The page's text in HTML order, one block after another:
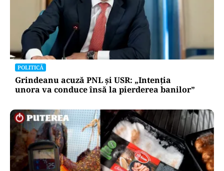
POLITICĂ
Grindeanu acuză PNL și USR: „Intenția
unora va conduce însă la pierderea banilor”